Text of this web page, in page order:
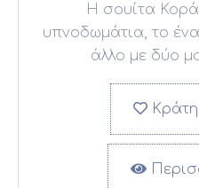
Η σουίτα
υπνοδωμάτια, το
άλλο με δύο